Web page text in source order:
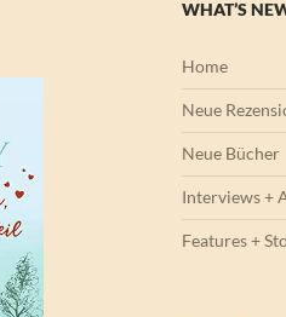
WHAT’S
Home
Neue
Neue Bücher
Interviews +
Features +